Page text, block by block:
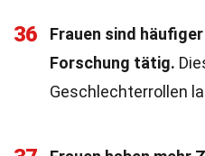
36
Frauen sind
Forschung tätig.
Geschlechterrollen